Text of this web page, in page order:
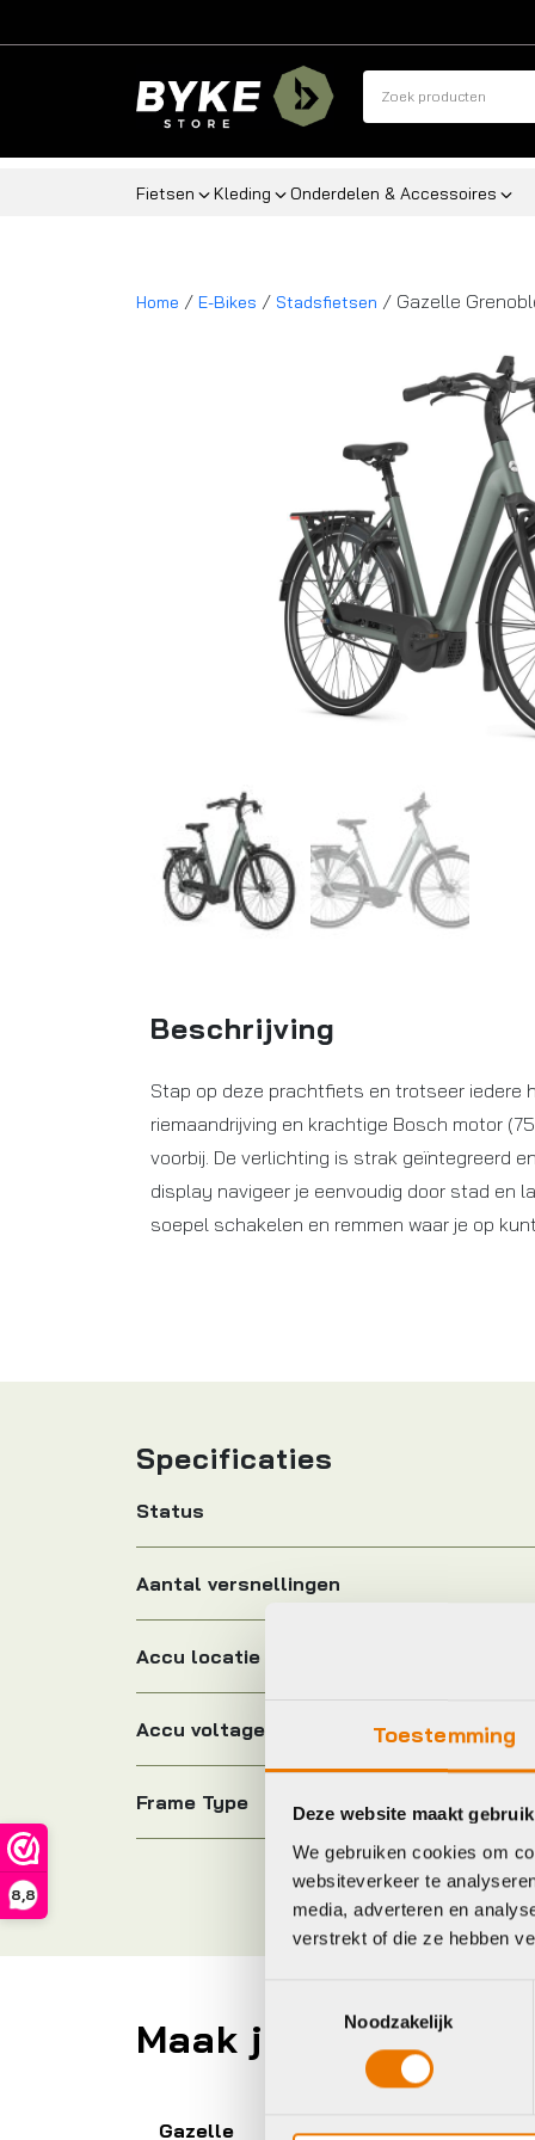
Toestemming
Deze website maakt
We gebruiken cookies om
websiteverkeer te
media, adverteren en
verstrekt of die ze hebben
Noodzakelijk
8,8
Fietsen Kleding Onderdelen & Accessoires
Home / E-Bikes / Stadsfietsen / Gazelle
Beschrijving
Stap op deze prachtfiets en trotseer iedere
riemaandrijving en krachtige Bosch motor
voorbij. De verlichting is strak geïntegreerd
display navigeer je eenvoudig door stad en
soepel schakelen en remmen waar je op
Specificaties
Status
Aantal versnellingen
Accu locatie
Accu voltage
Frame Type
Maak je fiets
Gazelle